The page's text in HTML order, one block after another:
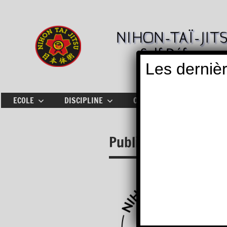
ECOLE DISCIPLINE OÙ PRATIQUER
Publications FFK
Les